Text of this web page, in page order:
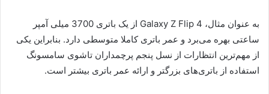
به عنوان مثال، Galaxy Z Flip 4 از یک باتری 3700 میلی آمپر
ساعتی بهره می‌برد و عمر باتری کاملا متوسطی دارد. بنابراین یکی
از مهم‌ترین انتظارات از نسل پنجم پرچمداران تاشوی سامسونگ
استفاده از باتری‌های بزرگتر و ارائه عمر باتری بیشتر است.